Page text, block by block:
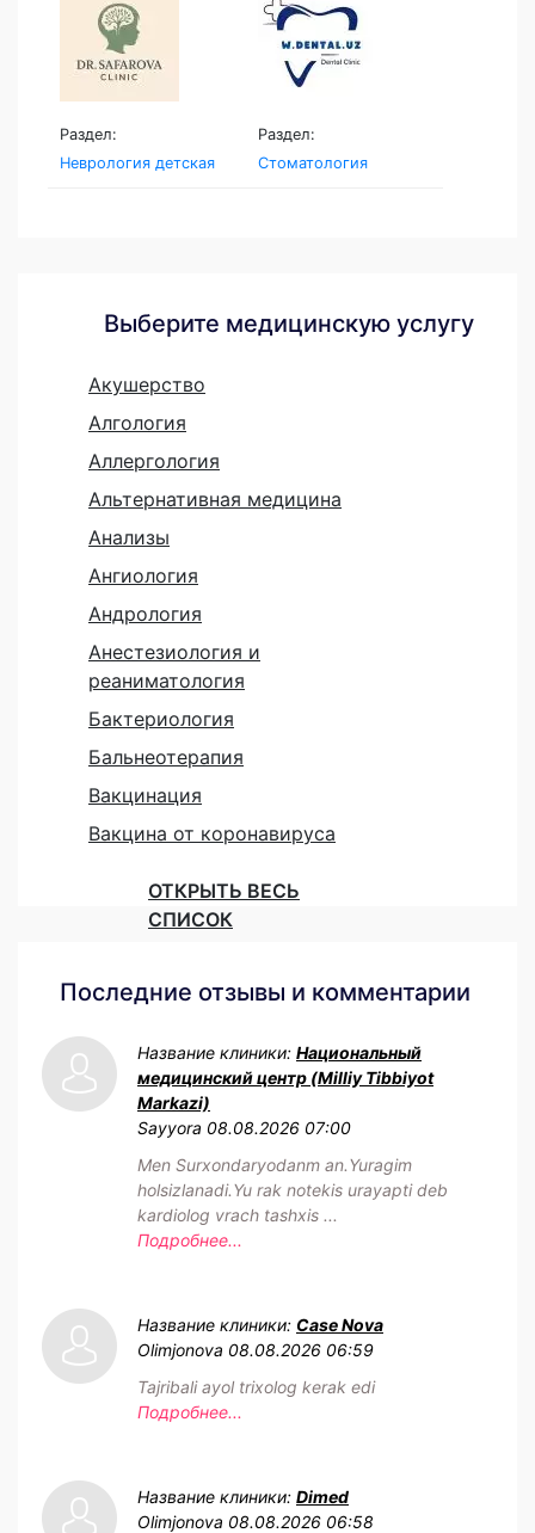
Раздел:
Неврология детская
Раздел:
Стоматология
Выберите медицинскую услугу
Акушерство
Алгология
Аллергология
Альтернативная медицина
Анализы
Ангиология
Андрология
Анестезиология и
реаниматология
Бактериология
Бальнеотерапия
Вакцинация
Вакцина от коронавируса
ОТКРЫТЬ ВЕСЬ
СПИСОК
Последние отзывы и комментарии
Название клиники: Национальный
медицинский центр (Milliy Tibbiyot
Markazi)
Sayyora 08.08.2026 07:00
Men Surxondaryodanm an.Yuragim
holsizlanadi.Yu rak notekis urayapti deb
kardiolog vrach tashxis ...
Подробнее...
Название клиники: Case Nova
Olimjonova 08.08.2026 06:59
Tajribali ayol trixolog kerak edi
Подробнее...
Название клиники: Dimed
Olimjonova 08.08.2026 06:58